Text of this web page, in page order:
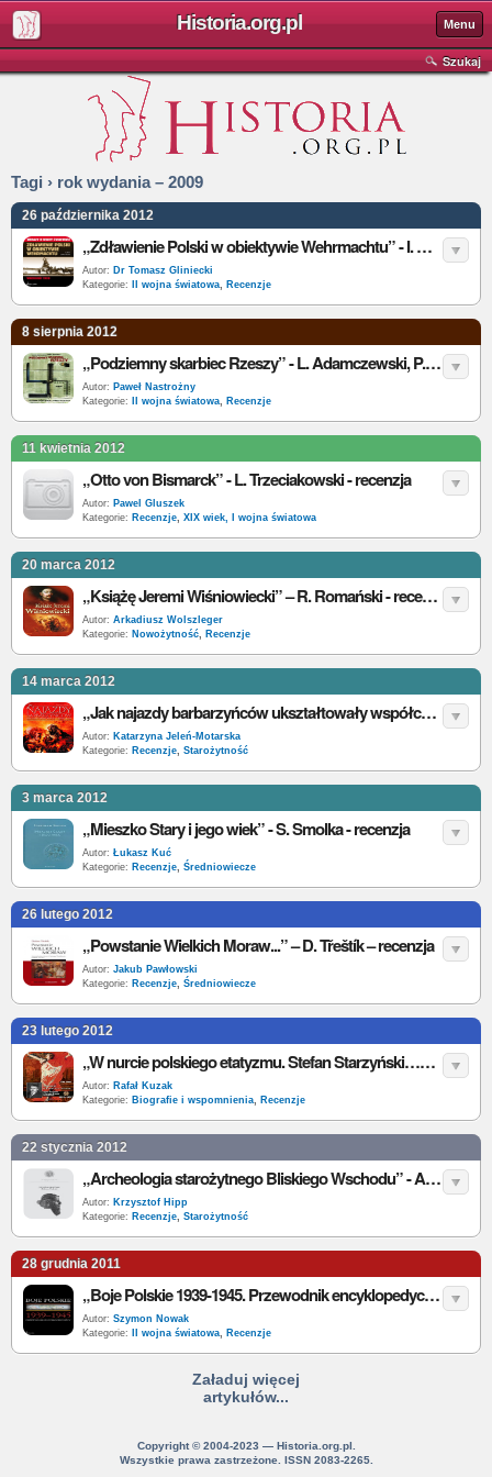
Historia.org.pl Menu
Szukaj
Tagi › rok wydania – 2009
26 października 2012
„Zdławienie Polski w obiektywie Wehrmachtu” - I. Baxter - recenzja
Autor: Dr Tomasz Gliniecki
Kategorie:
II wojna światowa, Recenzje
8 sierpnia 2012
„Podziemny skarbiec Rzeszy” - L. Adamczewski, P. Piątkiewicz - recenzja
Autor: Paweł Nastrożny
Kategorie:
II wojna światowa, Recenzje
11 kwietnia 2012
„Otto von Bismarck” - L. Trzeciakowski - recenzja
Autor: Pawel Gluszek
Kategorie: Recenzje, XIX wiek, I wojna światowa
20 marca 2012
„Książę Jeremi Wiśniowiecki” – R. Romański - recenzja
Autor: Arkadiusz Wolszleger
Kategorie: Nowożytność, Recenzje
14 marca 2012
„Jak najazdy barbarzyńców ukształtowały współczesny świat” – T. J. Craughwell – recenzja
Autor: Katarzyna Jeleń-Motarska
Kategorie: Recenzje, Starożytność
3 marca 2012
„Mieszko Stary i jego wiek” - S. Smolka - recenzja
Autor: Łukasz Kuć
Kategorie: Recenzje, Średniowiecze
26 lutego 2012
„Powstanie Wielkich Moraw...” – D. Třeštík – recenzja
Autor: Jakub Pawłowski
Kategorie: Recenzje, Średniowiecze
23 lutego 2012
„W nurcie polskiego etatyzmu. Stefan Starzyński…” - P. Janus - recenzja
Autor: Rafał Kuzak
Kategorie: Biografie i wspomnienia, Recenzje
22 stycznia 2012
„Archeologia starożytnego Bliskiego Wschodu” - A. Smogorzewska, F.M. Stępniowski (red.) - recenzja
Autor: Krzysztof Hipp
Kategorie: Recenzje, Starożytność
28 grudnia 2011
„Boje Polskie 1939-1945. Przewodnik encyklopedyczny” - K. Komorowski (red.) - recenzja
Autor: Szymon Nowak
Kategorie:
II wojna światowa, Recenzje
Załaduj więcej
artykułów...
Copyright © 2004-2023 — Historia.org.pl.
Wszystkie prawa zastrzeżone. ISSN 2083-2265.